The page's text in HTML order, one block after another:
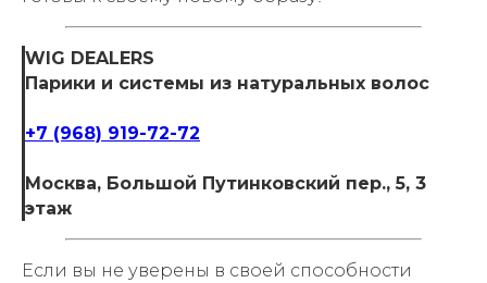
WIG DEALERS
Парики и системы из натуральных волос
+7 (968) 919-72-72
Москва, Большой Путинковский пер., 5, 3
этаж
Если вы не уверены в своей способности